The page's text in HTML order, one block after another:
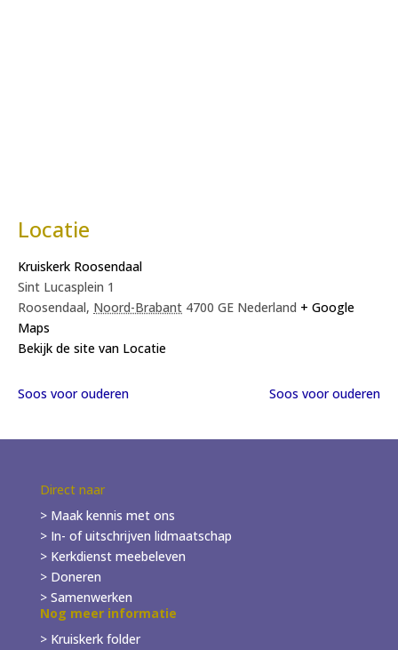
Locatie
Kruiskerk Roosendaal
Sint Lucasplein 1
Roosendaal, Noord-Brabant 4700 GE Nederland + Google
Maps
Bekijk de site van Locatie
Soos voor ouderen Soos voor ouderen
Direct naar
> Maak kennis met ons
> In- ofuitschrijven lidmaatschap
> Kerkdienst meebeleven
> Doneren
> Samenwerken
Nog meer informatie
> Kruiskerk folder